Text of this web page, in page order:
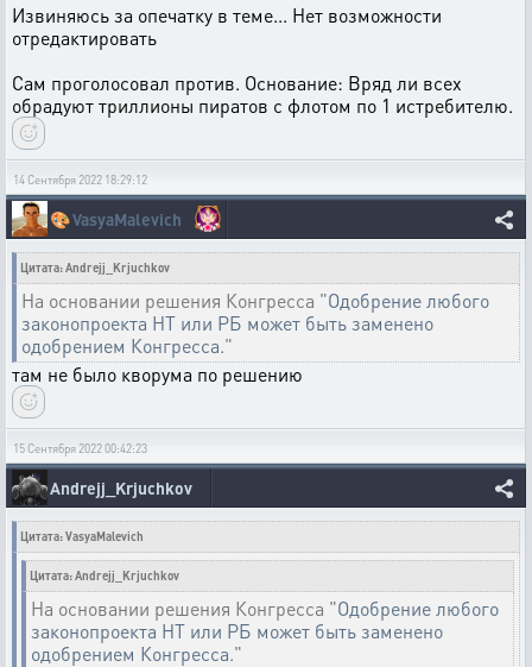
Извиняюсь за опечатку в теме... Нет возможности
отредактировать
Сам проголосовал против. Основание: Вряд ли всех
обрадуют триллионы пиратов с флотом по 1 истребителю.
14 Сентября 2022 18:29:12
🎨VasyaMalevich
Цитата: Andrejj_Krjuchkov
На основании решения Конгресса "Одобрение любого
законопроекта НТ или РБ может быть заменено
одобрением Конгресса."
там не было кворума по решению
15 Сентября 2022 00:42:23
Andrejj_Krjuchkov
Цитата: VasyaMalevich
Цитата: Andrejj_Krjuchkov
На основании решения Конгресса "Одобрение любого
законопроекта НТ или РБ может быть заменено
одобрением Конгресса."